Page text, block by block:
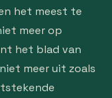
het meest te
meer op
het blad van
meer uit zoals